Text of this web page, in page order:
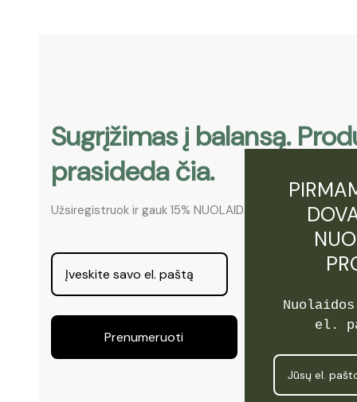
Sugrįžimas į balansą.
prasideda čia.
Užsiregistruok ir gauk 15% NUOLAIDĄ!
Prenumeruoti
el.